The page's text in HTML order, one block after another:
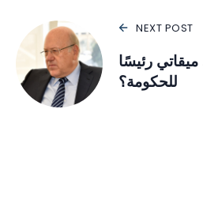
NEXT POST
رئيسًا
للحكومة؟